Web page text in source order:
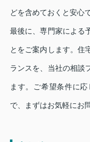
どを含めておくと安心
最後に、専門家による
とをご案内します。住
ランスを、当社の相談
ます。ご希望条件に
で、まずはお気軽にお